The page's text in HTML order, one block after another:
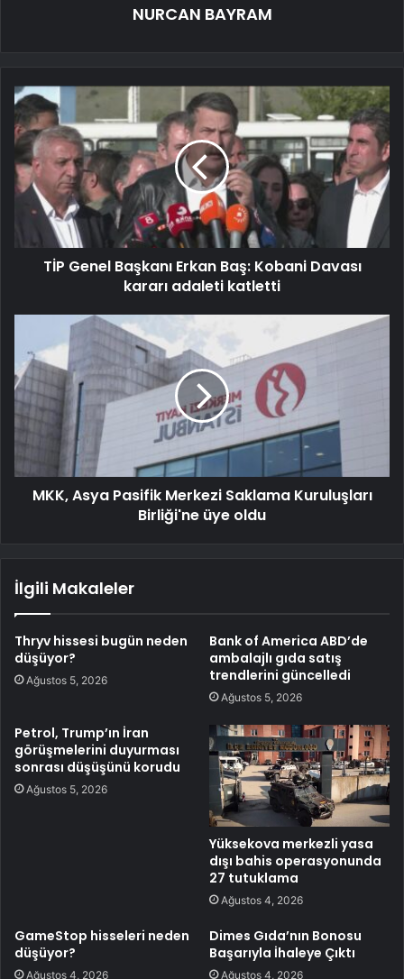
NURCAN BAYRAM
TİP Genel Başkanı Erkan Baş: Kobani Davası
kararı adaleti katletti
MKK, Asya Pasifik Merkezi Saklama Kuruluşları
Birliği'ne üye oldu
İlgili Makaleler
Thryv hissesi bugün neden
düşüyor?
Ağustos 5, 2026
Bank of America ABD’de
ambalajlı gıda satış
trendlerini güncelledi
Ağustos 5, 2026
Petrol, Trump’ın İran
görüşmelerini duyurması
sonrası düşüşünü korudu
Ağustos 5, 2026
Yüksekova merkezli yasa
dışı bahis operasyonunda
27 tutuklama
Ağustos 4, 2026
GameStop hisseleri neden
düşüyor?
Ağustos 4, 2026
Dimes Gıda’nın Bonosu
Başarıyla İhaleye Çıktı
Ağustos 4, 2026